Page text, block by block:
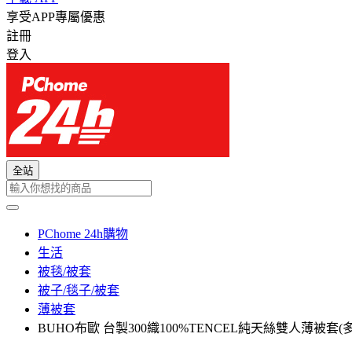
享受APP專屬優惠
註冊
登入
全站
PChome 24h購物
生活
被毯/被套
被子/毯子/被套
薄被套
BUHO布歐 台製300織100%TENCEL純天絲雙人薄被套(